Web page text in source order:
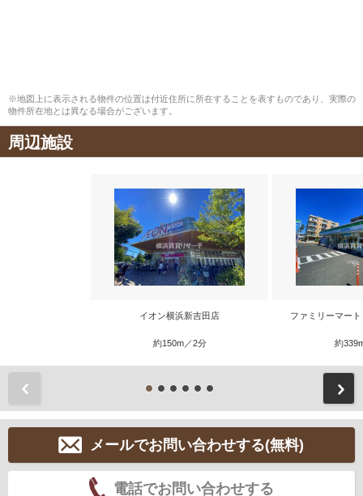
※地図上に表示される物件の位置は付近住所に所在することを表すものであり、実際の
物件所在地とは異なる場合がございます。
周辺施設
イオン横浜新吉田店
約150m／2分
ファミリーマー
約
メールでお問い合わせする(無料)
電話でお問い合わせする